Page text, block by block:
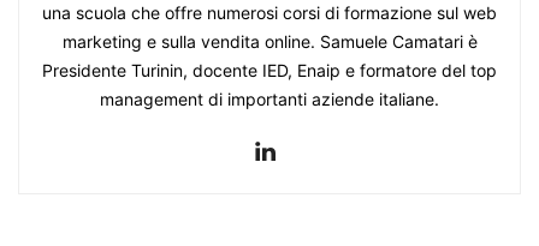
una scuola che offre numerosi corsi di formazione sul web
marketing e sulla vendita online. Samuele Camatari è
Presidente Turinin, docente IED, Enaip e formatore del top
management di importanti aziende italiane.